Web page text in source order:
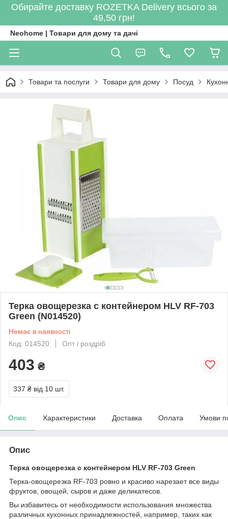
Обирайте доставку ROZETKA Delivery всього за
49,50 грн!
Neohome | Товари для дому та дачі
Товари та послуги Товари для дому Посуд
Терка овощерезка с контейнером HLV RF-703
Green (N014520)
Немає в наявності
Код: 014520
Опт і роздріб
403 ₴
337 ₴ від 10 шт.
Опис Характеристики Доставка Оплата Умови
Опис
Терка овощерезка с контейнером HLV RF-703 Green
Терка-овощерезка RF-703 ровно и красиво нарезает все виды
фруктов, овощей, сыров и даже деликатесов.
Вы избавитесь от необходимости использования множества
различных кухонных принадлежностей, например, таких как